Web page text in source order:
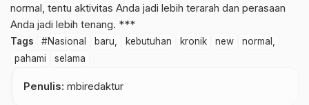
normal, tentu aktivitas Anda jadi lebih terarah dan perasaan
Anda jadi lebih tenang. ***
Tags #Nasional baru, kebutuhan kronik new
normal,
pahami
selama
Penulis: mbiredaktur